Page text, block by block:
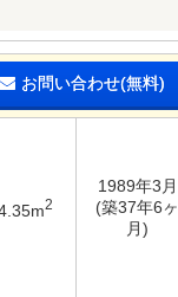
お問い合わせ(無料)
2
1989年3月
(築37年6ヶ
月)